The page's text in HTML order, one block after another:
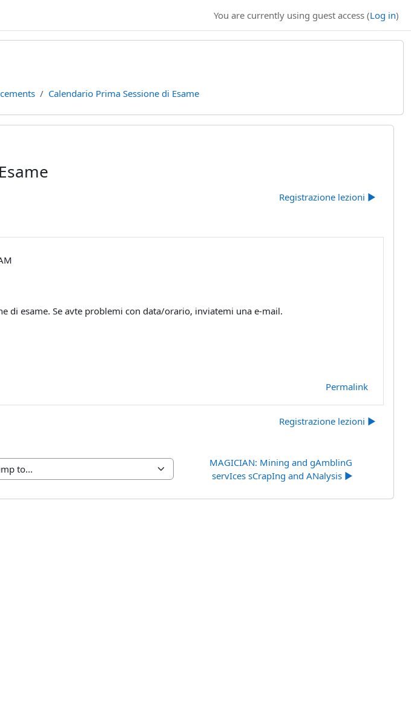
You are currently using guest access (Log in)
Calendario Prima Sessione di Esame
Registrazione lezioni ▶︎
di esame. Se avte problemi con data/orario, inviatemi una e-mail.
Permalink
Registrazione lezioni ▶︎
to...
MAGICIAN: Mining and gAmblinG
servIces sCrapIng and ANalysis ▶︎